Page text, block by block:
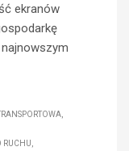
ekranów
RUCHU